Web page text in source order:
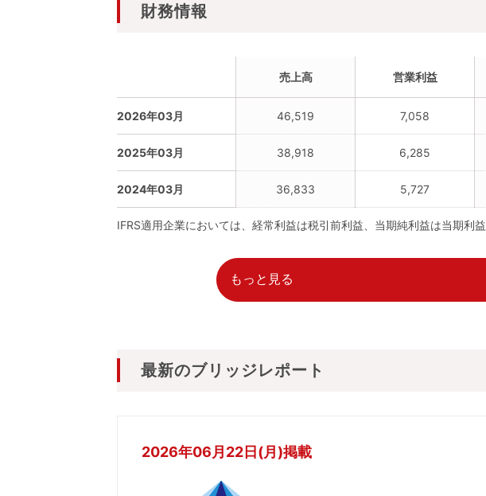
財務情報
売上高 営業利益
2026年03月 46,519 7,058
2025年03月 38,918 6,285
2024年03月 36,833 5,727
IFRS適用企業においては、経常利益は税引前利益、当期純利益は当期利益
もっと見る
最新のブリッジレポート
2026年06月22日(月)掲載